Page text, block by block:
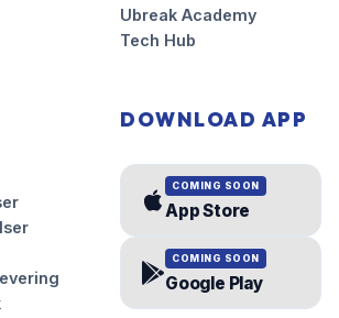
Ubreak Academy
Tech Hub
DOWNLOAD APP
COMING SOON
App Store
COMING SOON
Google Play